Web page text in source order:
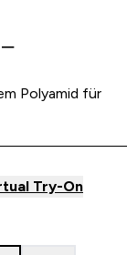
Polyamid für
Try-On